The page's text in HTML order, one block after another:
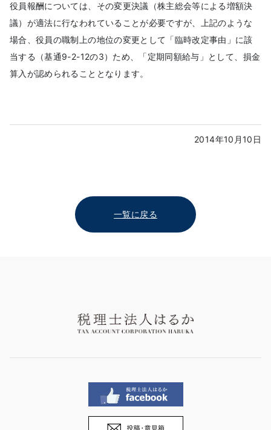
役員報酬については、その変更決議（株主総会等による増額決
議）が適法に行なわれていることが必要ですが、上記のような
場合、役員の職制上の地位の変更として「臨時改定事由」に該
当する（基通9-2-12の3）ため、「定期同額給与」として、損金
算入が認められることとなります。
2014年10月10日
一覧に戻る